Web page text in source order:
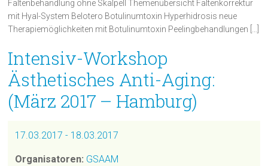
Faltenbehandlung ohne Skalpell Themenübersicht Faltenkorrektur
mit Hyal-System Belotero Botulinumtoxin Hyperhidrosis neue
Therapiemöglichkeiten mit Botulinumtoxin Peelingbehandlungen […]
Intensiv-Workshop
Ästhetisches Anti-Aging:
(März 2017 – Hamburg)
17.03.2017 - 18.03.2017
Organisatoren: GSAAM